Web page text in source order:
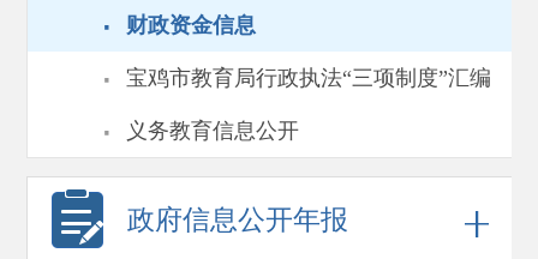
· 财政资金信息
· 宝鸡市教育局行政执法“三项制度”汇编
· 义务教育信息公开
政府信息公开年报